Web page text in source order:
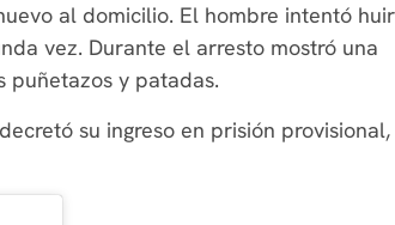
al domicilio. El hombre intentó
vez. Durante el arresto mostró una
puñetazos y patadas.
su ingreso en prisión provisional,